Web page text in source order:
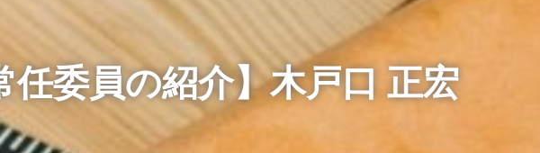
任委員の紹介】木戸口 正宏